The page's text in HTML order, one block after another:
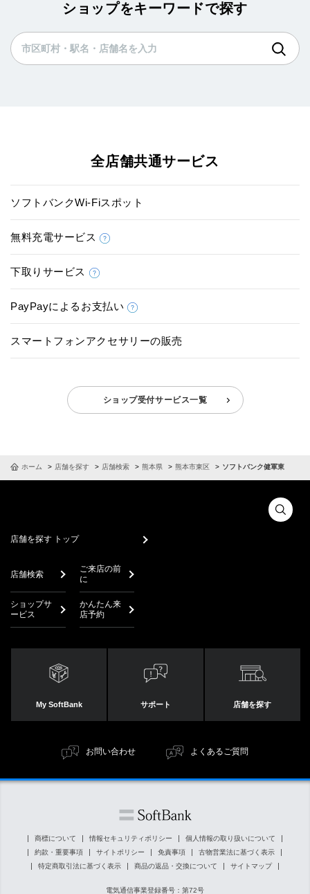
ショップをキーワードで探す
全店舗共通サービス
ソフトバンクWi-Fiスポット
無料充電サービス
下取りサービス
PayPayによるお支払い
スマートフォンアクセサリーの販売
ショップ受付サービス一覧
ホーム 店舗を探す 店舗検索 熊本県 熊本市東区 ソフトバンク健軍東
店舗を探す トップ
店舗検索
ご来店の前
に
ショップサ
ービス
かんたん来
店予約
My SoftBank サポート 店舗を探す
お問い合わせ よくあるご質問
商標について 情報セキュリティポリシー
個人情報の取り扱いについて
約款・重要事項
サイトポリシー 免責事項
古物営業法に基づく表示
特定商取引法に基づく表示
商品の返品・交換について サイトマップ
電気通信事業登録番号：第72号